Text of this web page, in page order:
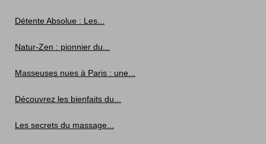
Détente Absolue : Les...
Natur-Zen : pionnier du...
Masseuses nues à Paris : une...
Découvrez les bienfaits du...
Les secrets du massage...